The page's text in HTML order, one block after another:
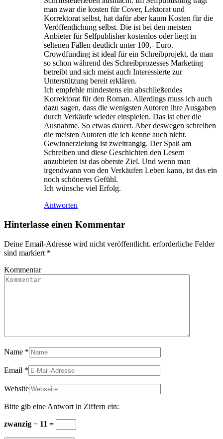
man zwar die kosten für Cover, Lektorat und
Korrektorat selbst, hat dafür aber kaum Kosten für die
Veröffentlichung selbst. Die ist bei den meisten
Anbieter für Selfpublisher kostenlos oder liegt in
seltenen Fällen deutlich unter 100,- Euro.
Crowdfunding ist ideal für ein Schreibprojekt, da man
so schon während des Schreibprozesses Marketing
betreibt und sich meist auch Interessierte zur
Unterstützung bereit erklären.
Ich empfehle mindestens ein abschließendes
Korrektorat für den Roman. Allerdings muss ich auch
dazu sagen, dass die wenigsten Autoren ihre Ausgaben
durch Verkäufe wieder einspielen. Das ist eher die
Ausnahme. So etwas dauert. Aber deswegen schreiben
die meisten Autoren die ich kenne auch nicht.
Gewinnerzielung ist zweitrangig. Der Spaß am
Schreiben und diese Geschichten den Lesern
anzubieten ist das oberste Ziel. Und wenn man
irgendwann von den Verkäufen Leben kann, ist das ein
noch schöneres Gefühl.
Ich wünsche viel Erfolg.
Antworten
Hinterlasse einen Kommentar
Deine Email-Adresse wird nicht veröffentlicht. erforderliche Felder
sind markiert *
Kommentar
Name *
Email *
Website
Bitte gib eine Antwort in Ziffern ein:
zwanzig − 11 =